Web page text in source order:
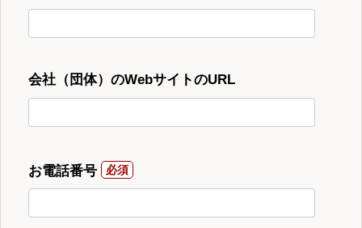
会社（団体）のWebサイトのURL
お電話番号